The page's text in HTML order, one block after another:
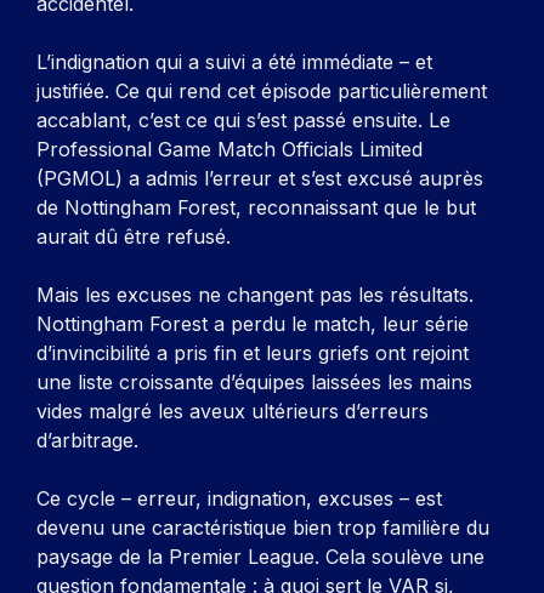
L’indignation qui a suivi a été immédiate – et
justifiée. Ce qui rend cet épisode particulièrement
accablant, c’est ce qui s’est passé ensuite. Le
Professional Game Match Officials Limited
(PGMOL) a admis l’erreur et s’est excusé auprès
de Nottingham Forest, reconnaissant que le but
aurait dû être refusé.
Mais les excuses ne changent pas les résultats.
Nottingham Forest a perdu le match, leur série
d’invincibilité a pris fin et leurs griefs ont rejoint
une liste croissante d’équipes laissées les mains
vides malgré les aveux ultérieurs d’erreurs
d’arbitrage.
Ce cycle – erreur, indignation, excuses – est
devenu une caractéristique bien trop familière du
paysage de la Premier League. Cela soulève une
question fondamentale : à quoi sert le VAR si,